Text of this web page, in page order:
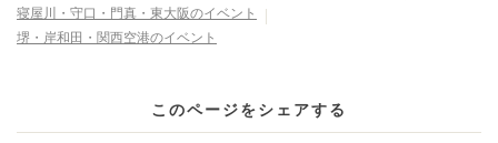
寝屋川・守口・門真・東大阪のイベント
堺・岸和田・関西空港のイベント
このページをシェアする